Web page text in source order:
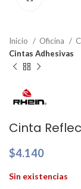
Inicio Oficina
Cintas Adhesivas
Cinta
$4.140
Sin existencias